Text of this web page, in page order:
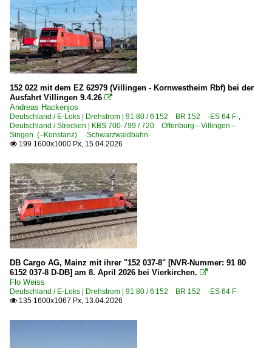
152 022 mit dem EZ 62979 (Villingen - Kornwestheim Rbf) bei der
Ausfahrt Villingen 9.4.26 
Andreas Hackenjos
Deutschland / E-Loks | Drehstrom | 91 80 / 6 152 BR 152 ·ES 64 F·,
Deutschland / Strecken | KBS 700-799 / 720 Offenburg – Villingen –
Singen (–Konstanz) ·Schwarzwaldbahn·
 199 1600x1000 Px, 15.04.2026
DB Cargo AG, Mainz mit ihrer "152 037-8" [NVR-Nummer: 91 80
6152 037-8 D-DB] am 8. April 2026 bei Vierkirchen. 
Flo Weiss
Deutschland / E-Loks | Drehstrom | 91 80 / 6 152 BR 152 ·ES 64 F·
 135 1600x1067 Px, 13.04.2026